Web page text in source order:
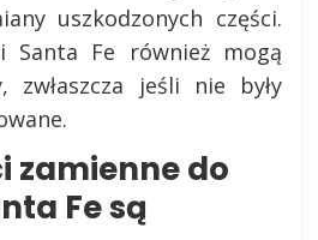
uszkodzonych części.
Santa Fe również mogą
zwłaszcza jeśli nie były
zamienne do
Fe są